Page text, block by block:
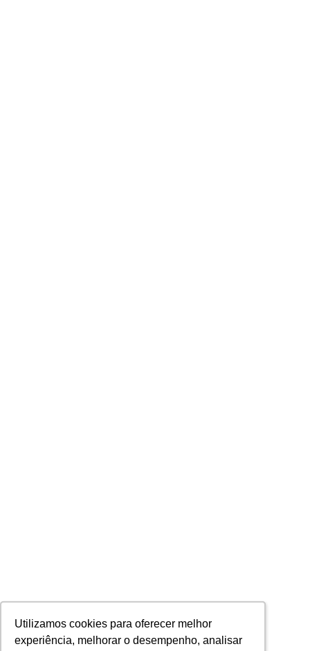
Utilizamos cookies para oferecer melhor
experiência, melhorar o desempenho, analisar
Utilizamos cookies para oferecer melhor
experiência, melhorar o desempenho, analisar